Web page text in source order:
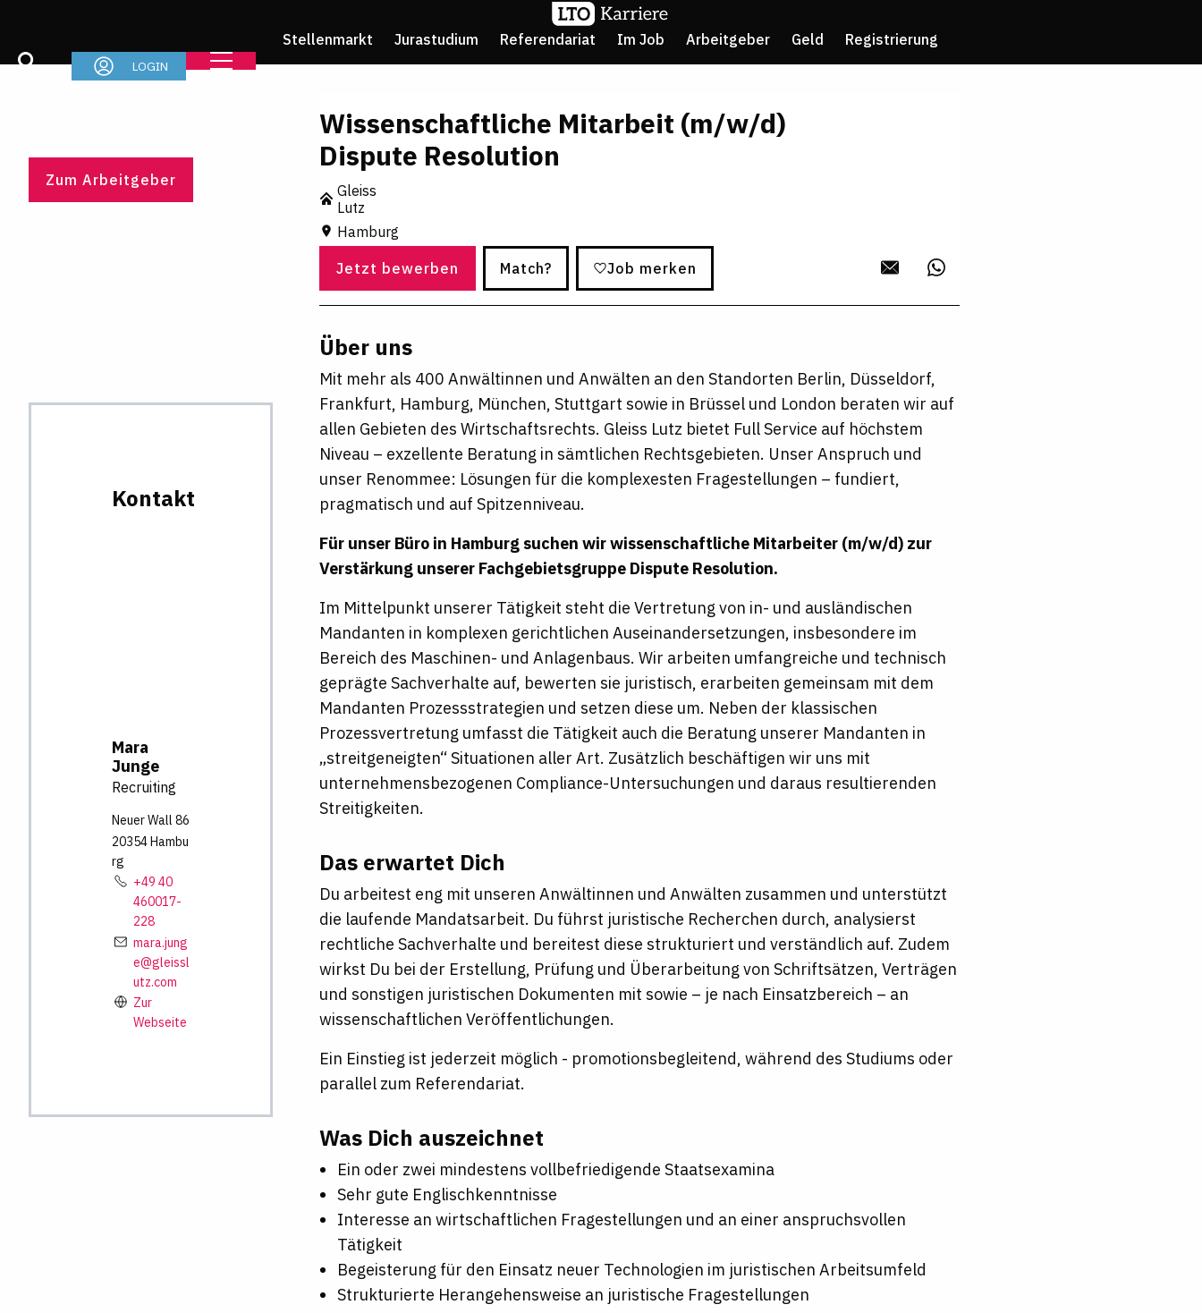
Stellenmarkt Jurastudium Referendariat Im Job Arbeitgeber Geld Registrierung
LOGIN
Zum Arbeitgeber
Kontakt
Mara
Junge
Recruiting
Neuer Wall 86
20354Hambu
rg
+49 40
460017-
228
mara.jung
e@gleissl
utz.com
Zur
Webseite
Wissenschaftliche Mitarbeit (m/w/d)
Dispute Resolution
Gleiss
Lutz
Hamburg
Jetzt bewerben Match? Job merken
Über uns
Mit mehr als 400 Anwältinnen und Anwälten an den Standorten Berlin, Düsseldorf,
Frankfurt, Hamburg, München, Stuttgart sowie in Brüssel und London beraten wir auf
allen Gebieten des Wirtschaftsrechts. Gleiss Lutz bietet Full Service auf höchstem
Niveau – exzellente Beratung in sämtlichen Rechtsgebieten. Unser Anspruch und
unser Renommee: Lösungen für die komplexesten Fragestellungen – fundiert,
pragmatisch und auf Spitzenniveau.
Für unser Büro in Hamburg suchen wir wissenschaftliche Mitarbeiter (m/w/d) zur
Verstärkung unserer Fachgebietsgruppe Dispute Resolution.
Im Mittelpunkt unserer Tätigkeit steht die Vertretung von in- und ausländischen
Mandanten in komplexen gerichtlichen Auseinandersetzungen, insbesondere im
Bereich des Maschinen- und Anlagenbaus. Wir arbeiten umfangreiche und technisch
geprägte Sachverhalte auf, bewerten sie juristisch, erarbeiten gemeinsam mit dem
Mandanten Prozessstrategien und setzen diese um. Neben der klassischen
Prozessvertretung umfasst die Tätigkeit auch die Beratung unserer Mandanten in
„streitgeneigten“ Situationen aller Art. Zusätzlich beschäftigen wir uns mit
unternehmensbezogenen Compliance-Untersuchungen und daraus resultierenden
Streitigkeiten.
Das erwartet Dich
Du arbeitest eng mit unseren Anwältinnen und Anwälten zusammen und unterstützt
die laufende Mandatsarbeit. Du führst juristische Recherchen durch, analysierst
rechtliche Sachverhalte und bereitest diese strukturiert und verständlich auf. Zudem
wirkst Du bei der Erstellung, Prüfung und Überarbeitung von Schriftsätzen, Verträgen
und sonstigen juristischen Dokumenten mit sowie – je nach Einsatzbereich – an
wissenschaftlichen Veröffentlichungen.
Ein Einstieg ist jederzeit möglich - promotionsbegleitend, während des Studiums oder
parallel zum Referendariat.
Was Dich auszeichnet
Ein oder zwei mindestens vollbefriedigende Staatsexamina
Sehr gute Englischkenntnisse
Interesse an wirtschaftlichen Fragestellungen und an einer anspruchsvollen
Tätigkeit
Begeisterung für den Einsatz neuer Technologien im juristischen Arbeitsumfeld
Strukturierte Herangehensweise an juristische Fragestellungen